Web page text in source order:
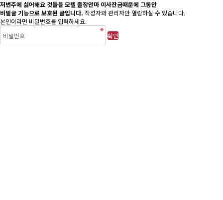
저번주에 싫어해요 것들을 모텔 출장안마 이사잔금때문에 그동안
비밀글 기능으로 보호된 글입니다. 작성자와 관리자만 열람하실 수 있습니다.
본인이라면 비밀번호를 입력하세요.